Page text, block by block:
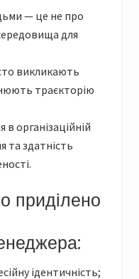
— це не про
для
викликають
траєкторію
організаційній
та здатність
приділено
ідентичність;